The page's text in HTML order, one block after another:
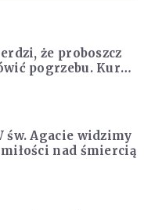
że proboszcz
pogrzebu. Kuria
św. Agacie widzimy
nad śmiercią